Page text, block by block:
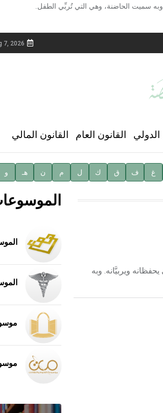
وبه سميت الحاضنة، وهي التي تُربِّي الطفل.
7, 2026
الدولي القانون العام القانون المالي
غ ف ق ك ل م ن هـ و
ويربيَّانه. وبه